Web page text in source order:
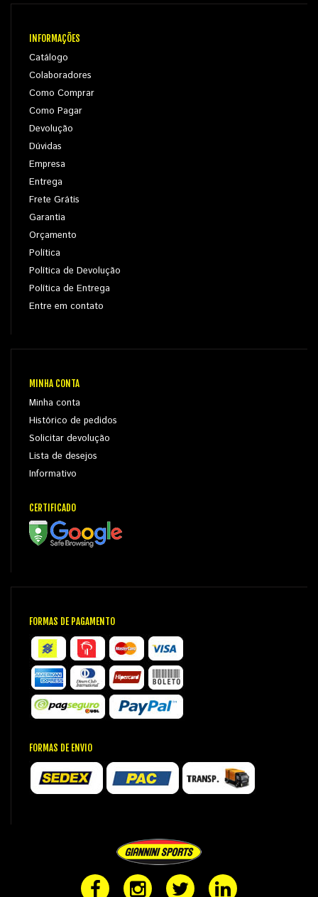
INFORMAÇÕES
Catálogo
Colaboradores
Como Comprar
Como Pagar
Devolução
Dúvidas
Empresa
Entrega
Frete Grátis
Garantia
Orçamento
Política
Política de Devolução
Política de Entrega
Entre em contato
MINHA CONTA
Minha conta
Histórico de pedidos
Solicitar devolução
Lista de desejos
Informativo
CERTIFICADO
FORMAS DE PAGAMENTO
FORMAS DE ENVIO